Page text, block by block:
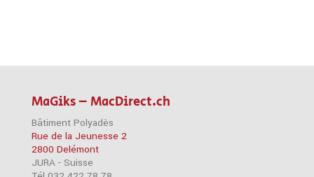
MaGiks – MacDirect.ch
Bâtiment Polyadès
Rue de la Jeunesse 2
2800 Delémont
JURA - Suisse